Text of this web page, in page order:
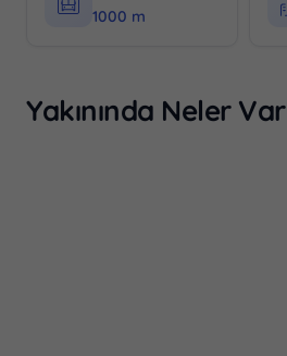
1000 m
Yakınında Neler Var